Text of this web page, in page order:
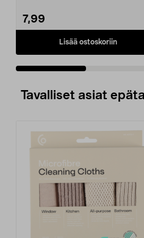
7,99
Lisää ostoskoriin
Tavalliset asiat